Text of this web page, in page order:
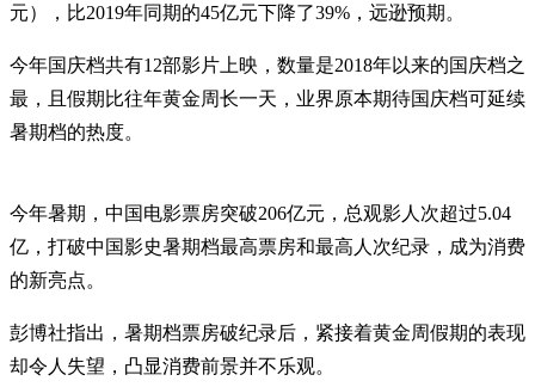
元），比2019年同期的45亿元下降了39%，远逊预期。
今年国庆档共有12部影片上映，数量是2018年以来的国庆档之
最，且假期比往年黄金周长一天，业界原本期待国庆档可延续
暑期档的热度。
今年暑期，中国电影票房突破206亿元，总观影人次超过5.04
亿，打破中国影史暑期档最高票房和最高人次纪录，成为消费
的新亮点。
彭博社指出，暑期档票房破纪录后，紧接着黄金周假期的表现
却令人失望，凸显消费前景并不乐观。